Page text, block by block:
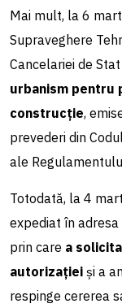
Mai mult, la 6
Supraveghere
Cancelariei de Stat
urbanism pentru
construcție,
prevederi din
ale
Totodată, la 4
expediat în
prin care a
autorizației și a
respinge cererea